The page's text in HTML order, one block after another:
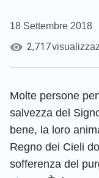
18 Settembre 2018
2,717
Molte persone
salvezza del
bene, la loro
Regno dei Cieli
sofferenza del